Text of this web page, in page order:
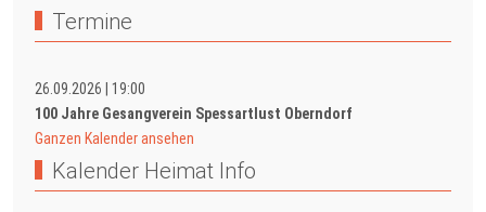
Termine
26.09.2026
19:00
100 Jahre Gesangverein Spessartlust Oberndorf
Ganzen Kalender ansehen
Kalender Heimat Info